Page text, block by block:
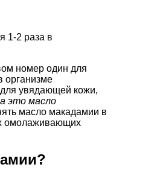
1-2 раза в
номер один для
организме
для увядающей кожи,
это масло
масло макадамии в
омолаживающих